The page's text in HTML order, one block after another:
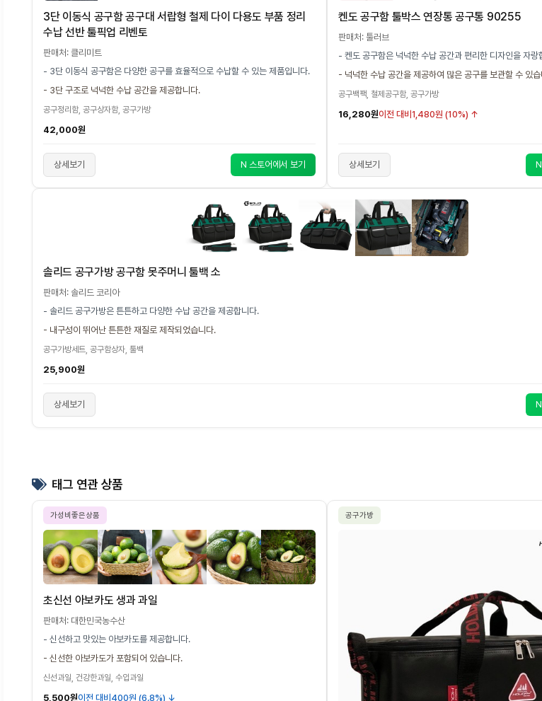
3단 이동식 공구함 공구대 서랍형 철제 다이 다용도 부품 정리
수납 선반 툴픽업 리벤토
판매처: 클리미트
- 3단 이동식 공구함은 다양한 공구를 효율적으로 수납할 수 있는 제품입니다.
- 3단 구조로 넉넉한 수납 공간을 제공합니다.
공구정리함, 공구상자함, 공구가방
42,000원
상세보기 N 스토어에서 보기
켄도 공구함 툴박스 연장통 공구통 90255
판매처: 툴러브
- 켄도 공구함은 넉넉한 수납 공간과 편리한 디자인을 자랑
- 넉넉한 수납 공간을 제공하여 많은 공구를 보관할 수 있
공구백팩, 철제공구함, 공구가방
16,280원이전 대비 1,480원 (10%) ↑
상세보기
솔리드 공구가방 공구함 못주머니 툴백 소
판매처: 솔리드 코리아
- 솔리드 공구가방은 튼튼하고 다양한 수납 공간을 제공합니다.
- 내구성이 뛰어난 튼튼한 재질로 제작되었습니다.
공구가방세트, 공구함상자, 툴백
25,900원
상세보기
태그 연관 상품
가성비좋은상품
초신선 아보카도 생과 과일
판매처: 대한민국농수산
- 신선하고 맛있는 아보카도를 제공합니다.
- 신선한 아보카도가 포함되어 있습니다.
신선과일, 건강한과일, 수입과일
5,500원이전 대비 400원 (6.8%) ↓
공구가방